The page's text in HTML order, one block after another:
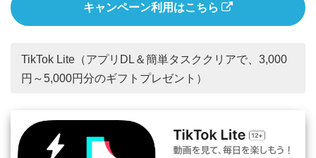
キャンペーン利用はこちら
TikTok Lite（アプリDL＆簡単タスククリアで、3,000
円～5,000円分のギフトプレゼント）